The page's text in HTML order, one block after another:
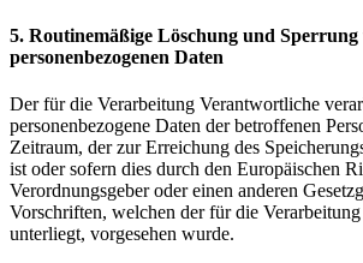
5. Routinemäßige Löschung und Sperrung
personenbezogenen Daten
Der für die Verarbeitung Verantwortliche
personenbezogene Daten der betroffenen
Zeitraum, der zur Erreichung des
ist oder sofern dies durch den Europäischen
Verordnungsgeber oder einen anderen
Vorschriften, welchen der für die
unterliegt, vorgesehen wurde.